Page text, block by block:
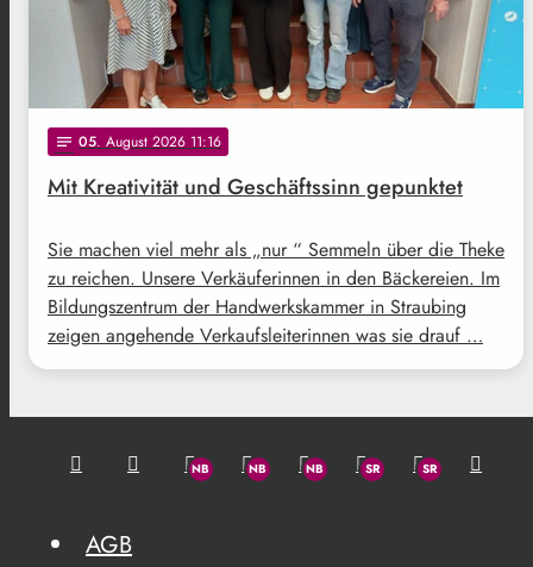
notes 05. August 2026 11:16
Mit Kreativität und Geschäftssinn gepunktet
Sie machen viel mehr als „nur “ Semmeln über die Theke
zu reichen. Unsere Verkäuferinnen in den Bäckereien. Im
Bildungszentrum der Handwerkskammer in Straubing
zeigen angehende Verkaufsleiterinnen was sie drauf …
AGB